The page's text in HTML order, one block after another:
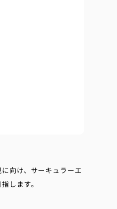
向け、サーキュラーエ
します。